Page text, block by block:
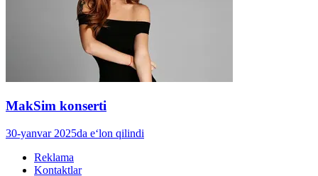
MakSim konserti
30-yanvar 2025da e‘lon qilindi
Reklama
Kontaktlar